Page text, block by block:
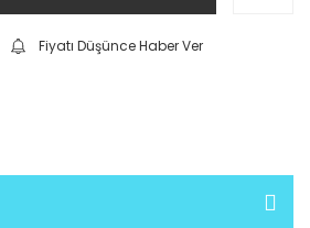
Fiyatı Düşünce Haber Ver